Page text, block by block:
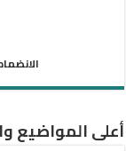
الانضمام إلى 27.6 من
أعلى المواضيع